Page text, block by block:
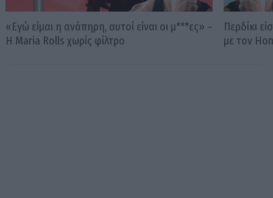
«Εγώ είμαι η ανάπηρη, αυτοί είναι οι μ***ες» –
Η Maria Rolls χωρίς φίλτρο
Περδίκι
με τον